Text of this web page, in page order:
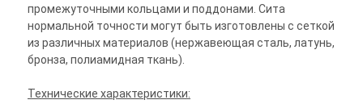
промежуточными кольцами и поддонами. Сита
нормальной точности могут быть изготовлены с сеткой
из различных материалов (нержавеющая сталь, латунь,
бронза, полиамидная ткань).
Технические характеристики: